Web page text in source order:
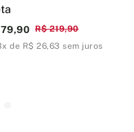
R$ 219,90
de R$ 26,63 sem juros